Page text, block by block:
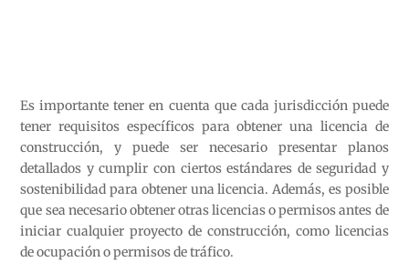
Es importante tener en cuenta que cada jurisdicción puede
tener requisitos específicos para obtener una licencia de
construcción, y puede ser necesario presentar planos
detallados y cumplir con ciertos estándares de seguridad y
sostenibilidad para obtener una licencia. Además, es posible
que sea necesario obtener otras licencias o permisos antes de
iniciar cualquier proyecto de construcción, como licencias
de ocupación o permisos de tráfico.